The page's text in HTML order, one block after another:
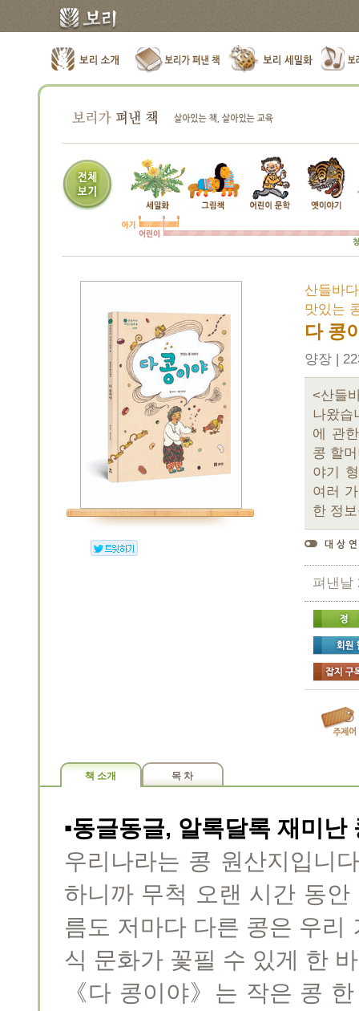
산들바
맛있는
다 콩
양장 |
<산들
나왔습
에 관
콩 할
야기
여러
한 정
펴낸날
책 소개 목 차
▪동글동글, 알록달록 재미난
우리나라는 콩 원산지입니
하니까 무척 오랜 시간 동
름도 저마다 다른 콩은 우리
식 문화가 꽃필 수 있게 한
《다 콩이야》는 작은 콩